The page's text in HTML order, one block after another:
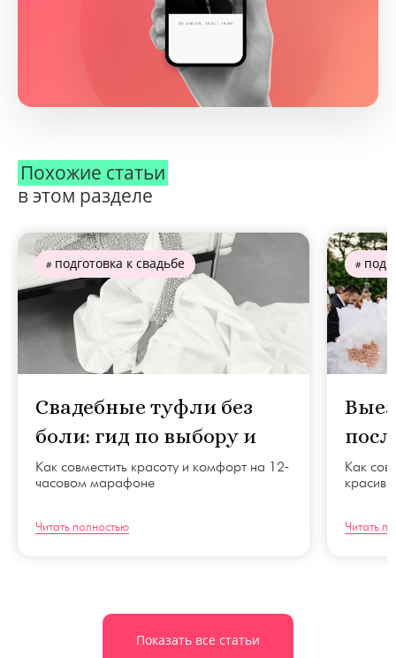
Похожие статьи
в этом разделе
подготовка к свадьбе
Свадебные туфли без
боли: гид по выбору и
разноске
Как совместить красоту и комфорт на 12-
часовом марафоне
Читать полностью
Как
Читать
Показать все статьи